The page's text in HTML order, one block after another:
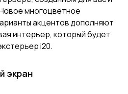
многоцветное
акцентов дополняют
интерьер, который будет
i20.
экран